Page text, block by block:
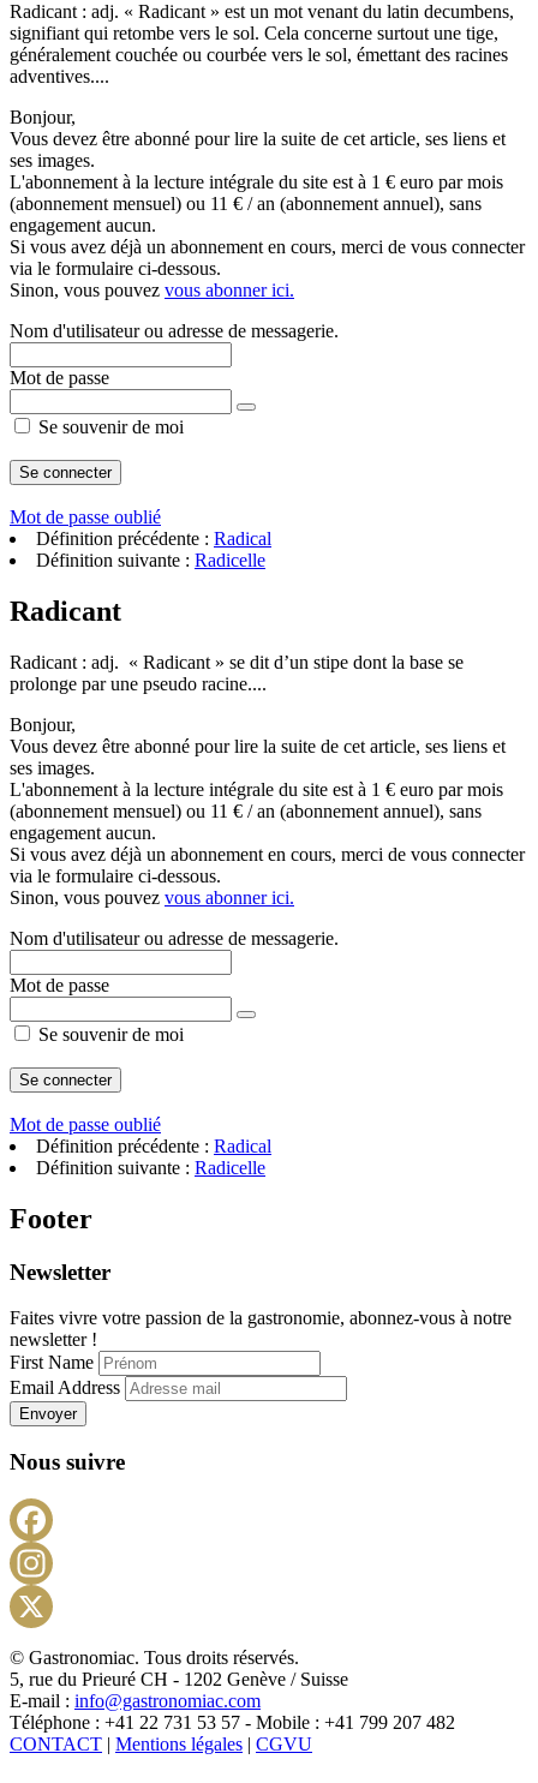
Radicant : adj. « Radicant » est un mot venant du latin decumbens,
signifiant qui retombe vers le sol. Cela concerne surtout une tige,
généralement couchée ou courbée vers le sol, émettant des racines
adventives....
Bonjour,
Vous devez être abonné pour lire la suite de cet article, ses liens et
ses images.
L'abonnement à la lecture intégrale du site est à 1 € euro par mois
(abonnement mensuel) ou 11 € / an (abonnement annuel), sans
engagement aucun.
Si vous avez déjà un abonnement en cours, merci de vous connecter
via le formulaire ci-dessous.
Sinon, vous pouvez vous abonner ici.
Nom d'utilisateur ou adresse de messagerie.
Mot de passe
Se souvenir de moi
Mot de passe oublié
Définition précédente : Radical
Définition suivante : Radicelle
Radicant
Radicant : adj. « Radicant » se dit d’un stipe dont la base se
prolonge par une pseudo racine....
Bonjour,
Vous devez être abonné pour lire la suite de cet article, ses liens et
ses images.
L'abonnement à la lecture intégrale du site est à 1 € euro par mois
(abonnement mensuel) ou 11 € / an (abonnement annuel), sans
engagement aucun.
Si vous avez déjà un abonnement en cours, merci de vous connecter
via le formulaire ci-dessous.
Sinon, vous pouvez vous abonner ici.
Nom d'utilisateur ou adresse de messagerie.
Mot de passe
Se souvenir de moi
Mot de passe oublié
Définition précédente : Radical
Définition suivante : Radicelle
Footer
Newsletter
Faites vivre votre passion de la gastronomie, abonnez-vous à notre
newsletter !
First Name
Email Address
Envoyer
Nous suivre
X
© Gastronomiac. Tous droits réservés.
5, rue du Prieuré CH - 1202 Genève / Suisse
E-mail : info@gastronomiac.com
Téléphone : +41 22 731 53 57 - Mobile : +41 799 207 482
CONTACT | Mentions légales | CGVU